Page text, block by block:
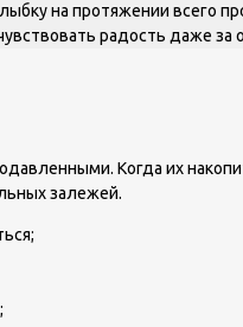
на протяжении
радость даже
Когда их
залежей.